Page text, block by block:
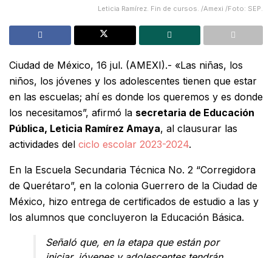
Leticia Ramírez. Fin de cursos. /Amexi /Foto: SEP.
Ciudad de México, 16 jul. (AMEXI).- «Las niñas, los
niños, los jóvenes y los adolescentes tienen que estar
en las escuelas; ahí es donde los queremos y es donde
los necesitamos”, afirmó la secretaria de Educación
Pública, Leticia Ramírez Amaya, al clausurar las
actividades del ciclo escolar 2023-2024.
En la Escuela Secundaria Técnica No. 2 “Corregidora
de Querétaro”, en la colonia Guerrero de la Ciudad de
México, hizo entrega de certificados de estudio a las y
los alumnos que concluyeron la Educación Básica.
Señaló que, en la etapa que están por